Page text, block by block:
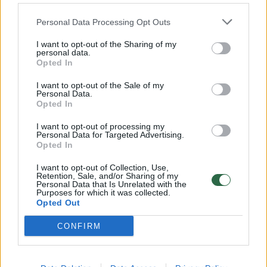
Personal Data Processing Opt Outs
I want to opt-out of the Sharing of my
personal data.
Opted In
I want to opt-out of the Sale of my
Personal Data.
Opted In
I want to opt-out of processing my
Personal Data for Targeted Advertising.
Opted In
I want to opt-out of Collection, Use,
Retention, Sale, and/or Sharing of my
Personal Data that Is Unrelated with the
Purposes for which it was collected.
Opted Out
CONFIRM
32 laipsnių šilumos
Žinios | Orai
Nufilmavo, kaip patvino Vilniaus Vakarinis aplinkkelis:
Žinios | Lietuvos diena
00:00:55
Avarija Vilniuje: į stotelę įsirėžęs automobilis sužalojo
dvi moteris
Žinios | Lietuvos diena